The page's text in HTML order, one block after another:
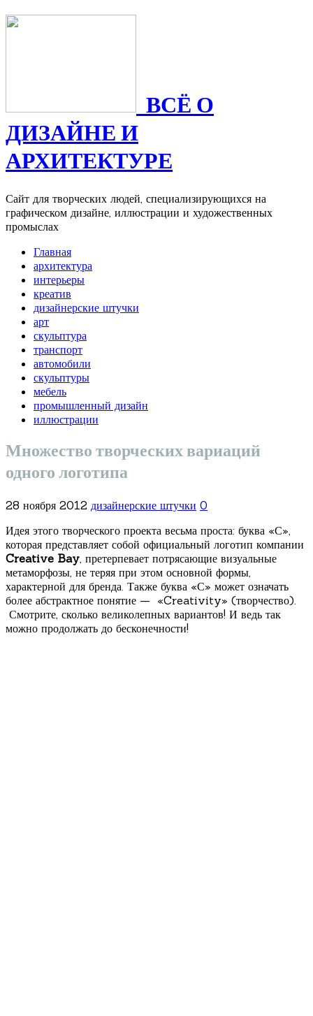
ВСЁ О
ДИЗАЙНЕ И
АРХИТЕКТУРЕ
Сайт для творческих людей, специализирующихся на
графическом дизайне, иллюстрации и художественных
промыслах
Главная
архитектура
интерьеры
креатив
дизайнерские штучки
арт
скульптура
транспорт
автомобили
скульптуры
мебель
промышленный дизайн
иллюстрации
Множество творческих вариаций
одного логотипа
28 ноября 2012 дизайнерские штучки 0
Идея этого творческого проекта весьма проста: буква «С»,
которая представляет собой официальный логотип компании
Creative Bay, претерпевает потрясающие визуальные
метаморфозы, не теряя при этом основной формы,
характерной для бренда. Также буква «С» может означать
более абстрактное понятие — «Creativity» (творчество).
Смотрите, сколько великолепных вариантов! И ведь так
можно продолжать до бесконечности!